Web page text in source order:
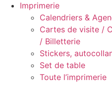
Imprimerie
Calendriers &
Cartes de visite /
/ Billetterie
Stickers,
Set de table
Toute l’imprimerie